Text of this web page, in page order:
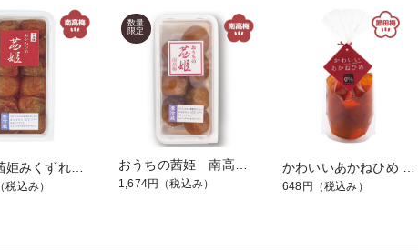
南高梅茜姫みくずれパック [200g]
（税込み） 1,674円 （税込み） 648円 （税込み）